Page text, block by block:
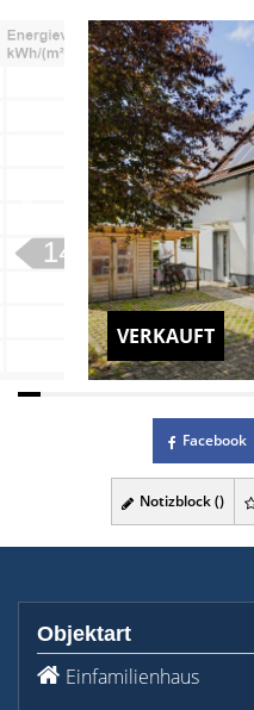
VERKAUFT
Facebook
Notizblock ()
Objektart
Einfamilienhaus